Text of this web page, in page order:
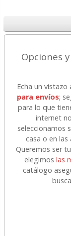
Opciones
Echa un vistazo
para envíos;
para lo que
internet
seleccionamos
casa o en
Queremos ser
elegimos las
catálogo